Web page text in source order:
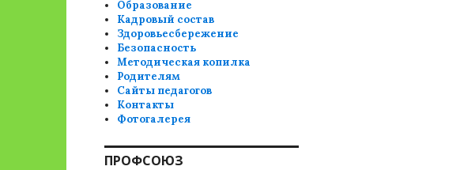
Образование
Кадровый состав
Здоровьесбережение
Безопасность
Методическая копилка
Родителям
Сайты педагогов
Контакты
Фотогалерея
ПРОФСОЮЗ